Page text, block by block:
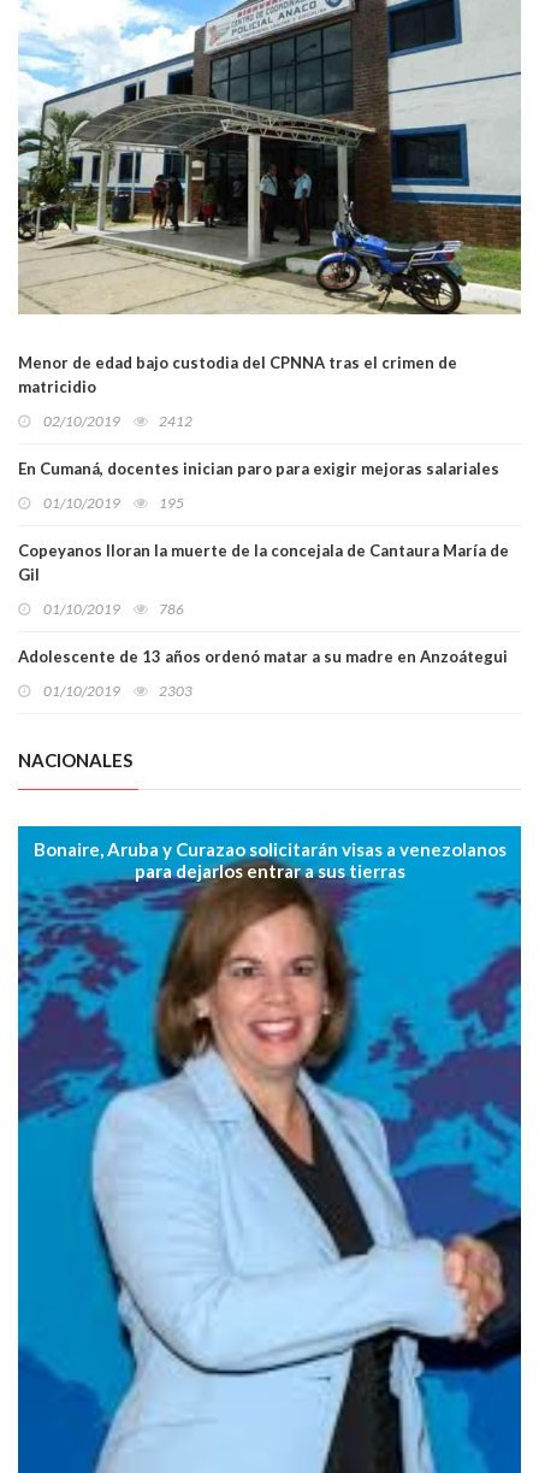
Menor de edad bajo custodia del CPNNA tras el crimen de
matricidio
02/10/2019 2412
En Cumaná, docentes inician paro para exigir mejoras salariales
01/10/2019 195
Copeyanos lloran la muerte de la concejala de Cantaura María de
Gil
01/10/2019 786
Adolescente de 13 años ordenó matar a su madre en Anzoátegui
01/10/2019 2303
NACIONALES
Bonaire, Aruba y Curazao solicitarán visas a venezolanos
para dejarlos entrar a sus tierras